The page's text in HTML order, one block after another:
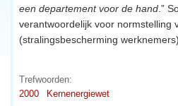
een departement voor de hand .”
verantwoordelijk voor normstelling
(stralingsbescherming werknemers).
Trefwoorden:
2000
Kernenergiewet